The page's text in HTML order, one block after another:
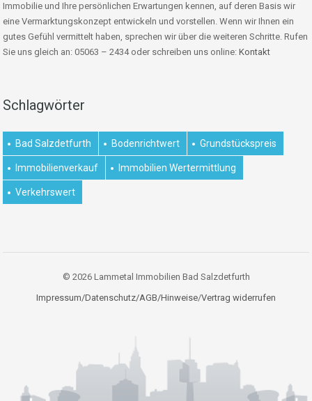
Immobilie und Ihre persönlichen Erwartungen kennen, auf deren Basis wir
eine Vermarktungskonzept entwickeln und vorstellen. Wenn wir Ihnen ein
gutes Gefühl vermittelt haben, sprechen wir über die weiteren Schritte. Rufen
Sie uns gleich an: 05063 – 2434 oder schreiben uns online: Kontakt
Schlagwörter
Bad Salzdetfurth Bodenrichtwert Grundstückspreis
Immobilienverkauf Immobilien Wertermittlung
Verkehrswert
© 2026 Lammetal Immobilien Bad Salzdetfurth
Impressum/Datenschutz/AGB/Hinweise/Vertrag widerrufen